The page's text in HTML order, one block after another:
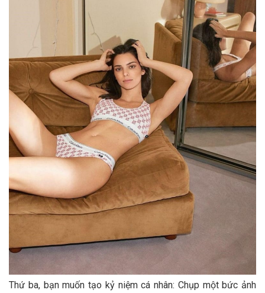
Thứ ba, bạn muốn tạo kỷ niệm cá nhân: Chụp một bức ảnh